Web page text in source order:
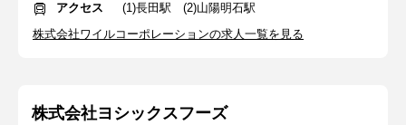
アクセス
(1)長田駅 (2)山陽明石駅
株式会社ワイルコーポレーションの求人一覧を見る
株式会社ヨシックスフーズ